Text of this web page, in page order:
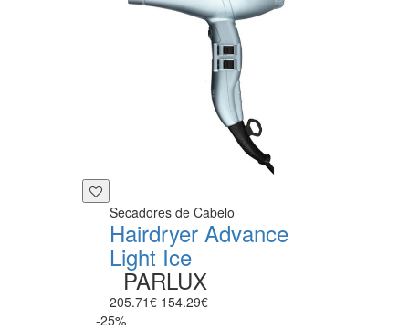
Secadores de Cabelo
Hairdryer Advance
Light Ice
PARLUX
205.71€154.29€
-25%